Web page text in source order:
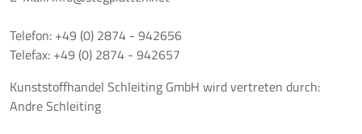
Telefon: +49 (0) 2874 - 942656
Telefax: +49 (0) 2874 - 942657
Kunststoffhandel Schleiting GmbH wird vertreten durch:
Andre Schleiting